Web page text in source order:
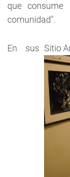
que
comunidad".
Sitio
En sus